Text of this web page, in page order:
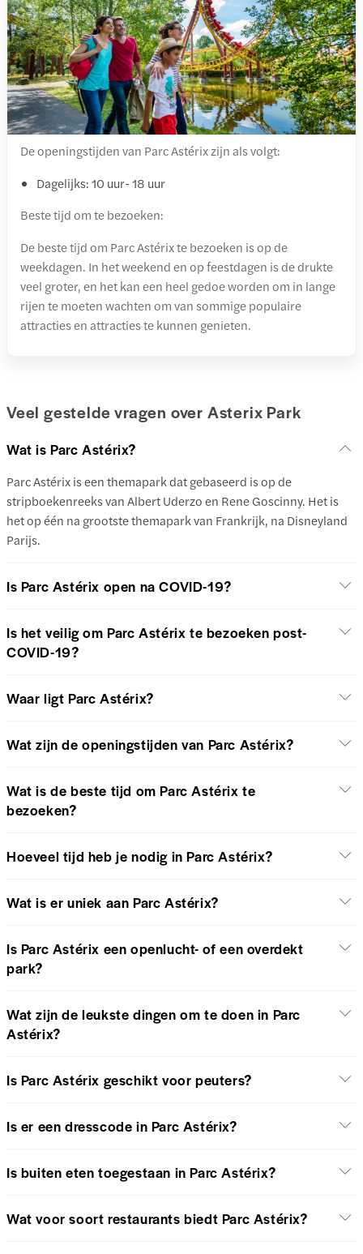
De openingstijden van Parc Astérix zijn als volgt:
Dagelijks: 10 uur- 18 uur
Beste tijd om te bezoeken:
De beste tijd om Parc Astérix te bezoeken is op de
weekdagen. In het weekend en op feestdagen is de drukte
veel groter, en het kan een heel gedoe worden om in lange
rijen te moeten wachten om van sommige populaire
attracties en attracties te kunnen genieten.
Veel gestelde vragen over Asterix Park
Wat is Parc Astérix?
Parc Astérix is een themapark dat gebaseerd is op de
stripboekenreeks van Albert Uderzo en Rene Goscinny. Het is
het op één na grootste themapark van Frankrijk, na Disneyland
Parijs.
Is Parc Astérix open na COVID-19?
Is het veilig om Parc Astérix te bezoeken post-
COVID-19?
Waar ligt Parc Astérix?
Wat zijn de openingstijden van Parc Astérix?
Wat is de beste tijd om Parc Astérix te
bezoeken?
Hoeveel tijd heb je nodig in Parc Astérix?
Wat is er uniek aan Parc Astérix?
Is Parc Astérix een openlucht- of een overdekt
park?
Wat zijn de leukste dingen om te doen in Parc
Astérix?
Is Parc Astérix geschikt voor peuters?
Is er een dresscode in Parc Astérix?
Is buiten eten toegestaan in Parc Astérix?
Wat voor soort restaurants biedt Parc Astérix?